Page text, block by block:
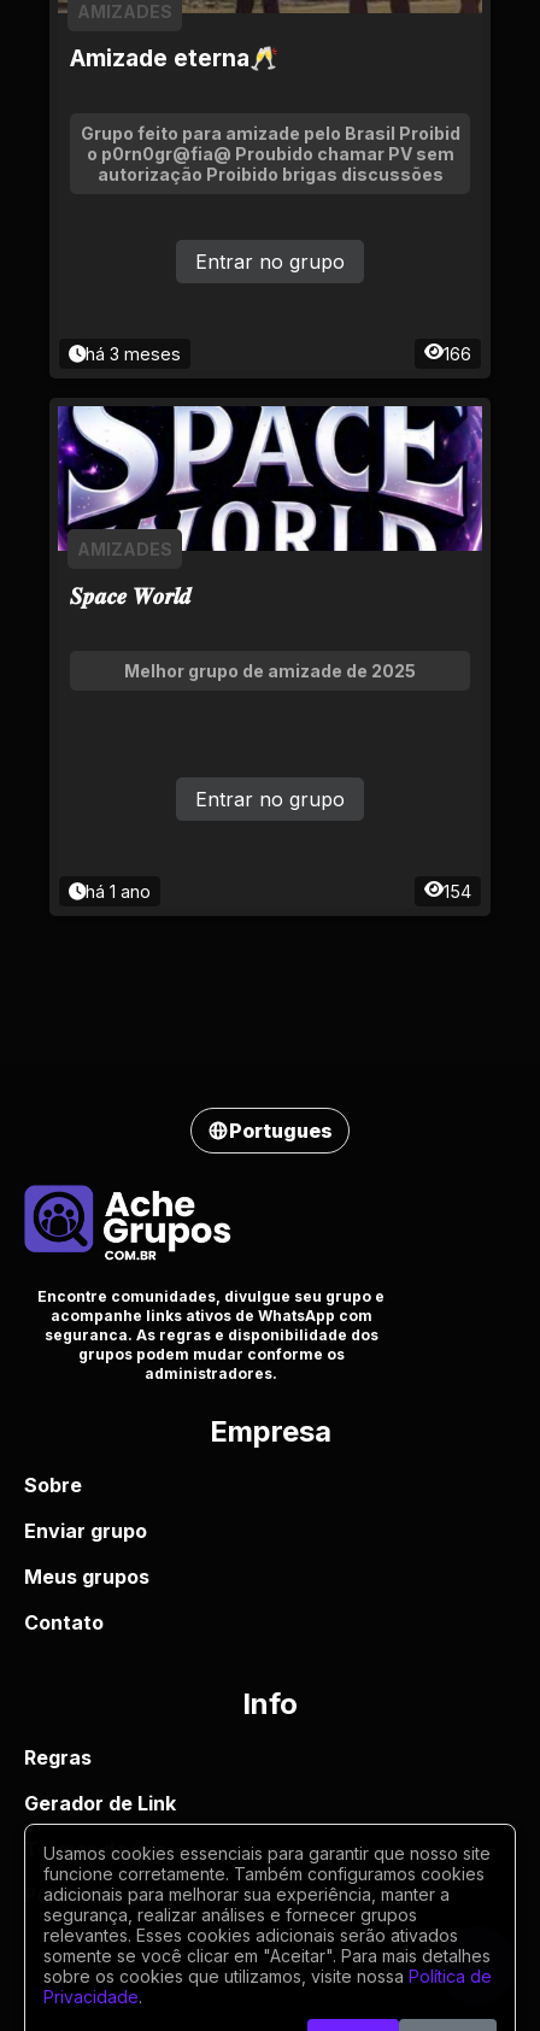
Amizade eterna🥂
AMIZADES
Grupo feito para amizade pelo Brasil Proibid
o p0rn0gr@fia@ Proubido chamar PV sem
autorização Proibido brigas discussões
há 3 meses 166
Entrar no grupo
𝑺𝒑𝒂𝒄𝒆 𝑾𝒐𝒓𝒍𝒅
AMIZADES
Melhor grupo de amizade de 2025
há 1 ano 154
Entrar no grupo
Portugues
Encontre comunidades, divulgue seu grupo e
acompanhe links ativos de WhatsApp com
seguranca. As regras e disponibilidade dos
grupos podem mudar conforme os
administradores.
Empresa
Sobre
Enviar grupo
Meus grupos
Contato
Info
Regras
Gerador de Link
Termos de uso
Politica de privacidade
Usamos cookies essenciais para garantir que nosso site
funcione corretamente. Também configuramos cookies
adicionais para melhorar sua experiência, manter a
segurança, realizar análises e fornecer grupos
relevantes. Esses cookies adicionais serão ativados
somente se você clicar em "Aceitar". Para mais detalhes
sobre os cookies que utilizamos, visite nossa Política de
Privacidade.